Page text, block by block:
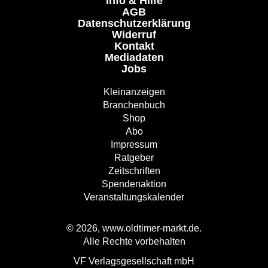
AGB
Datenschutzerklärung
Widerruf
Kontakt
Mediadaten
Jobs
Kleinanzeigen
Branchenbuch
Shop
Abo
Impressum
Ratgeber
Zeitschriften
Spendenaktion
Veranstaltungskalender
© 2026, www.oldtimer-markt.de.
Alle Rechte vorbehalten
VF Verlagsgesellschaft mbH